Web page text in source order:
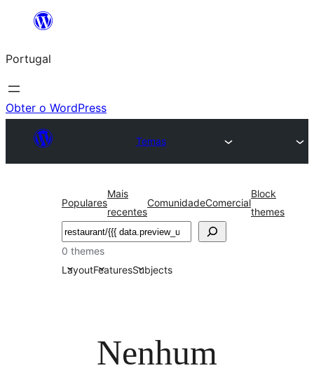
Saltar
o
conteúdo
Portugal
Obter o WordPress
Temas
Populares
Mais
recentes
ComunidadeComercial
Block
themes
Pesquisar
0 themes
LayoutFeaturesSubjects
Nenhum